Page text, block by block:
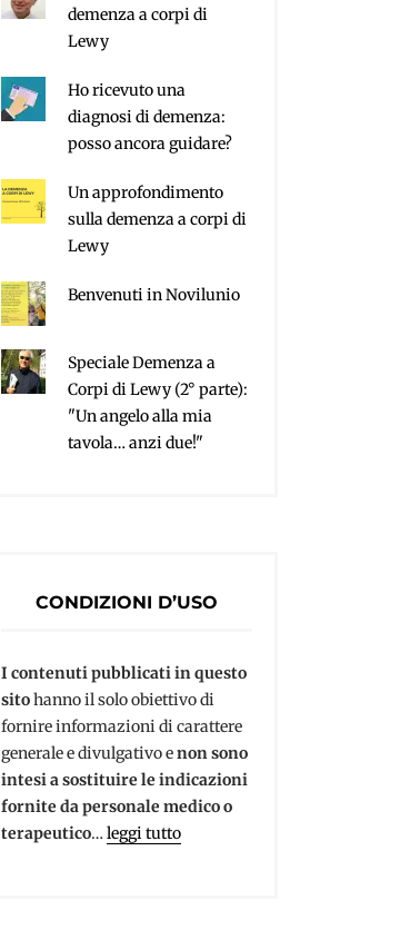
demenza a corpi di
Lewy
Ho ricevuto una
diagnosi di demenza:
posso ancora guidare?
Un approfondimento
sulla demenza a corpi di
Lewy
Benvenuti in Novilunio
Speciale Demenza a
Corpi di Lewy (2° parte):
"Un angelo alla mia
tavola… anzi due!"
CONDIZIONI D’USO
I contenuti pubblicati in questo
sitohanno il solo obiettivo di
fornire informazioni di carattere
generale e divulgativo enon sono
intesi a sostituire le indicazioni
fornite da personale medico o
terapeutico… leggi tutto